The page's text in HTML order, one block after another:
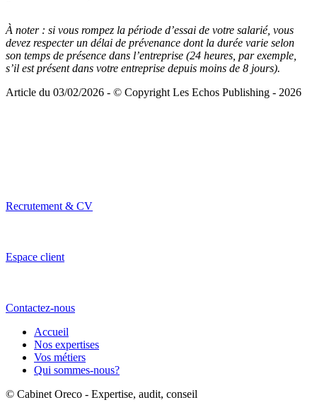
À noter : si vous rompez la période d’essai de votre salarié, vous
devez respecter un délai de prévenance dont la durée varie selon
son temps de présence dans l’entreprise (24 heures, par exemple,
s’il est présent dans votre entreprise depuis moins de 8 jours).
Article du 03/02/2026 - © Copyright Les Echos Publishing - 2026
Recrutement & CV
Espace client
Contactez-nous
Accueil
Nos expertises
Vos métiers
Qui sommes-nous?
© Cabinet Oreco - Expertise, audit, conseil